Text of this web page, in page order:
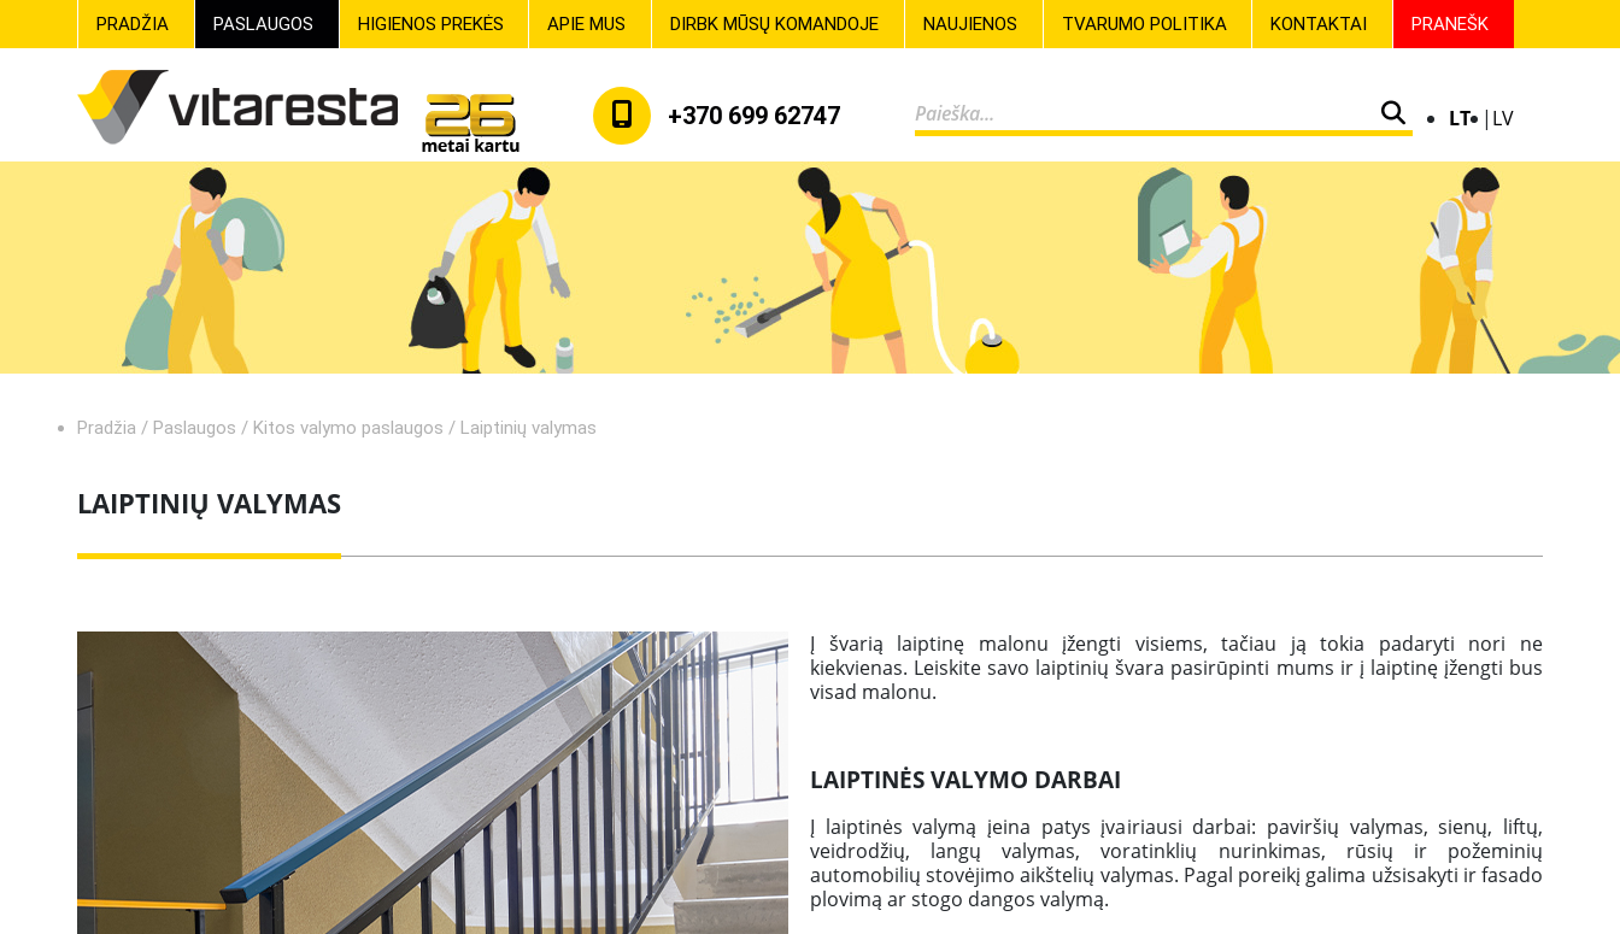
PRADŽIA PASLAUGOS HIGIENOS PREKĖS APIE MUS DIRBK MŪSŲ KOMANDOJE NAUJIENOS TVARUMO POLITIKA KONTAKTAI PRANEŠK
+370 699 62747 LT LV
Pradžia / Paslaugos / Kitos valymo paslaugos / Laiptinių valymas
LAIPTINIŲ VALYMAS
Į švarią laiptinę malonu įžengti visiems, tačiau ją tokia padaryti nori ne
kiekvienas. Leiskite savo laiptinių švara pasirūpinti mums ir į laiptinę įžengti bus
visad malonu.
LAIPTINĖS VALYMO DARBAI
Į laiptinės valymą įeina patys įvairiausi darbai: paviršių valymas, sienų, liftų,
veidrodžių, langų valymas, voratinklių nurinkimas, rūsių ir požeminių
automobilių stovėjimo aikštelių valymas. Pagal poreikį galima užsisakyti ir fasado
plovimą ar stogo dangos valymą.